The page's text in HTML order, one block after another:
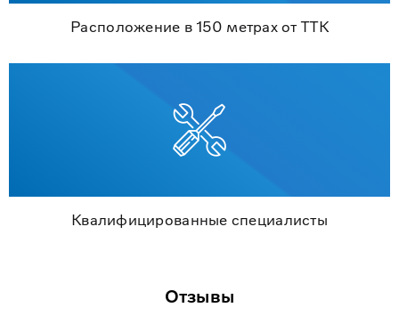
Расположение в 150 метрах от ТТК
Квалифицированные специалисты
Отзывы